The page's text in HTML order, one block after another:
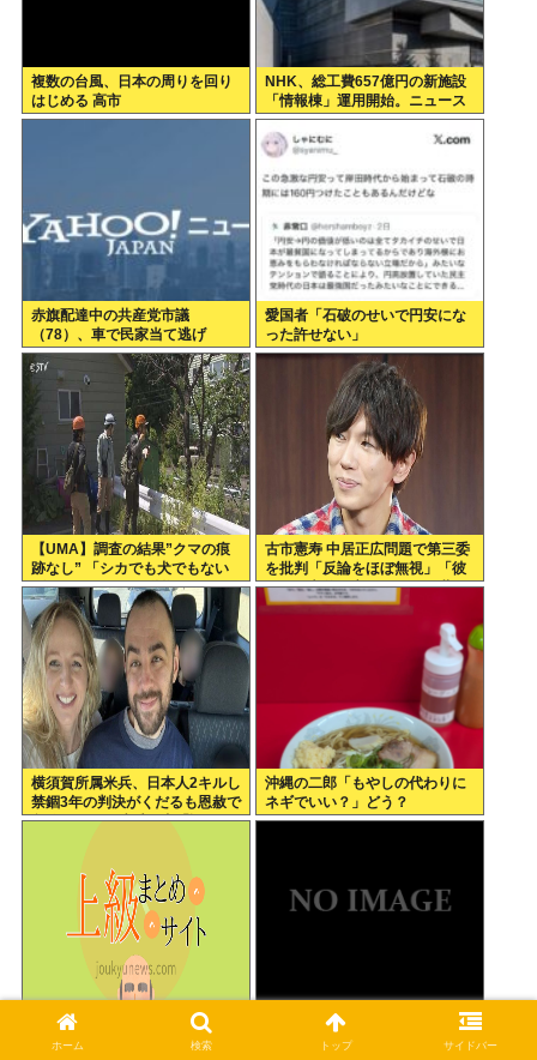
複数の台風、日本の周りを回り
はじめる 高市
NHK、総工費657億円の新施設
「情報棟」運用開始。ニュース
スタジオがスケスケになる
赤旗配達中の共産党市議
（78）、車で民家当て逃げ
愛国者「石破のせいで円安にな
った許せない」
【UMA】調査の結果”クマの痕
跡なし” 「シカでも犬でもない
ゴロンとして黒い動物を見た」
札幌市清田区
古市憲寿 中居正広問題で第三委
を批判「反論をほぼ無視」「彼
らが一方的に言ったことが世の
中に定着してしまう」橋下徹も
横須賀所属米兵、日本人2キルし
禁錮3年の判決がくだるも恩赦で
釈放！ニュー速愛国者「辺野
沖縄の二郎「もやしの代わりに
ネギでいい？」どう？
石破さんの方が圧倒的に優秀。
なのに高市が政権を取ったのは
おかしい
高市の無責任減税反対派の自民
党議員、案の定いつものまとも
なメンツだったwww
ホーム 検索 トップ サイドバー